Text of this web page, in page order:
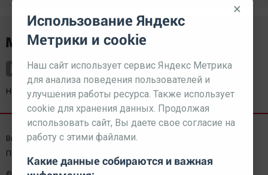
Наш партнерkurorty-sochi.ru
Выходные данные СМИ Реклама
Пользовательское соглашение
×
Использование Яндекс
Метрики и cookie
Наш сайт использует сервис Яндекс Метрика
для анализа поведения пользователей и
улучшения работы ресурса. Также использует
cookie для хранения данных. Продолжая
использовать сайт, Вы даете свое согласие на
работу с этими файлами.
Какие данные собираются и важная